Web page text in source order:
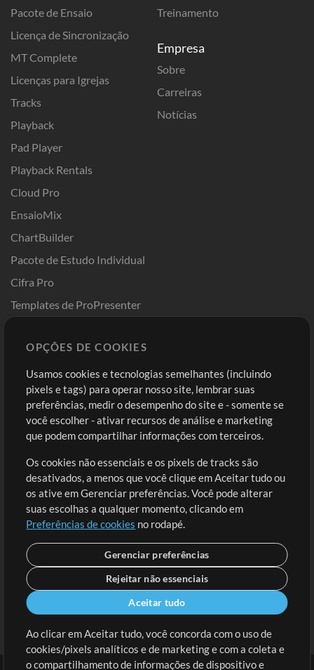
Pacote de Ensaio
Licença de Sincronização
MT Complete
Licenças para Igrejas
Tracks
Playback
Pad Player
Playback Rentals
Cloud Pro
EnsaioMix
ChartBuilder
Pacote de Estudo Individual
Cifra Pro
Templates de ProPresenter
Treinamento
Empresa
Sobre
Carreiras
Notícias
Comprar Créditos
Conteúdo Grátis
Solicite uma Música
Extras
Sessões
Envie seu conteúdo
Playlist
MT Conference
Entre
Cadastre-se
Ir ao carrinho
OPÇÕES DE COOKIES
Usamos cookies e tecnologias semelhantes (incluindo
pixels e tags) para operar nosso site, lembrar suas
preferências, medir o desempenho do site e - somente se
você escolher - ativar recursos de análise e marketing
que podem compartilhar informações com terceiros.
Os cookies não essenciais e os pixels de tracks são
desativados, a menos que você clique em Aceitar tudo ou
os ative em Gerenciar preferências. Você pode alterar
suas escolhas a qualquer momento, clicando em
Preferências de cookies no rodapé.
Gerenciar preferências
Rejeitar não essenciais
Aceitar tudo
Ao clicar em Aceitar tudo, você concorda com o uso de
cookies/pixels analíticos e de marketing e com a coleta e
o compartilhamento de informações de dispositivo e